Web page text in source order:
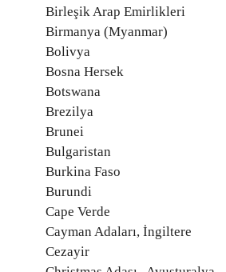
Birleşik Arap Emirlikleri
Birmanya (Myanmar)
Bolivya
Bosna Hersek
Botswana
Brezilya
Brunei
Bulgaristan
Burkina Faso
Burundi
Cape Verde
Cayman Adaları, İngiltere
Cezayir